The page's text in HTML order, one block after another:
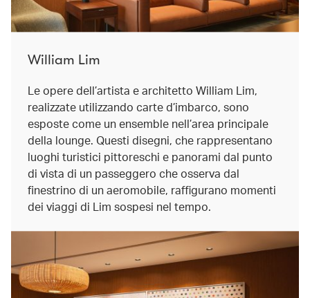
William Lim
Le opere dell’artista e architetto William Lim,
realizzate utilizzando carte d’imbarco, sono
esposte come un ensemble nell’area principale
della lounge. Questi disegni, che rappresentano
luoghi turistici pittoreschi e panorami dal punto
di vista di un passeggero che osserva dal
finestrino di un aeromobile, raffigurano momenti
dei viaggi di Lim sospesi nel tempo.